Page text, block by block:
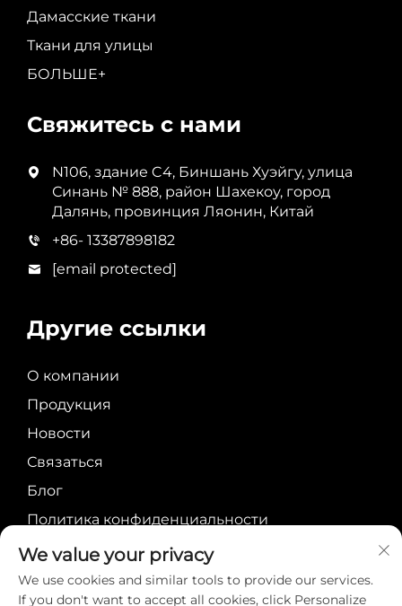
Дамасские ткани
Ткани для улицы
БОЛЬШЕ+
Свяжитесь с нами
N106, здание C4, Биншань Хуэйгу, улица
Синань № 888, район Шахекоу, город
Далянь, провинция Ляонин, Китай
+86- 13387898182
[email protected]
Другие ссылки
О компании
Продукция
Новости
Связаться
Блог
Политика конфиденциальности
We value your privacy
We use cookies and similar tools to provide our services.
If you don't want to accept all cookies, click Personalize